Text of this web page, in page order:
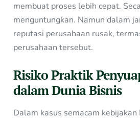
membuat proses lebih cepat.
menguntungkan. Namun dalam
reputasi perusahaan rusak,
perusahaan tersebut.
Risiko Praktik
dalam Dunia Bisnis
Dalam kasus semacam kebijakan